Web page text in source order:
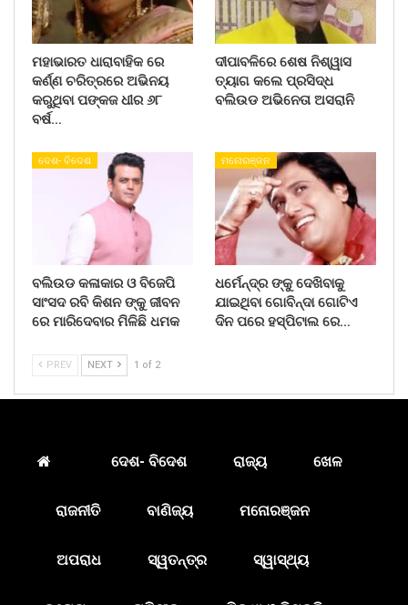
ମହାଭାରତ ଧାରାବାହିକ ରେ
କର୍ଣ୍ଣ ଚରିତ୍ରରେ ଅଭିନୟ
କରୁଥିବା ପଙ୍କଜ ଧୀର ୬୮
ବର୍ଷ…
ଦୀପାବଳିରେ ଶେଷ ନିଶ୍ୱାସ
ତ୍ୟାଗ କଲେ ପ୍ରସିଦ୍ଧ
ବଲିଉଡ ଅଭିନେତା ଅସରାନି
ଦେଶ- ବିଦେଶ
ବଲିଉଡ କଳାକାର ଓ ବିଜେପି
ସାଂସଦ ରବି କିଶନ ଙ୍କୁ ଜୀବନ
ରେ ମାରିଦେବାର ମିଳିଛି ଧମକ
ମନୋରଞ୍ଜନ
ଧର୍ମେନ୍ଦ୍ର ଙ୍କୁ ଦେଖିବାକୁ
ଯାଇଥିବା ଗୋବିନ୍ଦା ଗୋଟିଏ
ଦିନ ପରେ ହସ୍ପିଟାଲ ରେ…
PREV NEXT 1 of 2
ଦେଶ- ବିଦେଶ ରାଜ୍ୟ ଖେଳ
ରାଜନୀତି ବାଣିଜ୍ୟ ମନୋରଞ୍ଜନ
ଅପରାଧ ସ୍ୱତନ୍ତ୍ର ସ୍ୱାସ୍ଥ୍ୟ